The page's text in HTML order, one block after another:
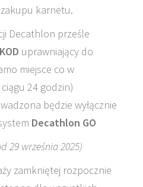
karnetu.
Decathlon prześle
uprawniający do
miejsce co w
24 godzin)
będzie wyłącznie
Decathlon GO
29 września 2025)
zamkniętej rozpocznie